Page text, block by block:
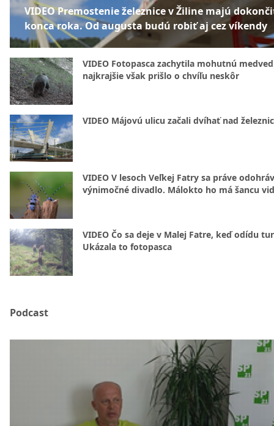
VIDEO Premostenie železnice v Žiline majú
konca roka. Od augusta budú robiť aj cez víkendy
VIDEO Fotopasca zachytila mohutnú
najkrajšie však prišlo o chvíľu neskôr
VIDEO Májovú ulicu začali dvíhať nad
VIDEO V lesoch Veľkej Fatry sa práve
výnimočné divadlo. Málokto ho má šancu
VIDEO Čo sa deje v Malej Fatre, keď odídu
Ukázala to fotopasca
Podcast